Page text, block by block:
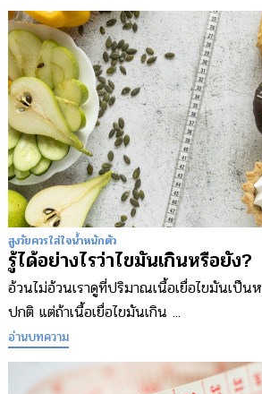
สูงวัยควรใส่ใจน้ำหนักตัว
รู้ได้อย่างไรว่าไขมันเกินหรือยัง?
อ้วนไม่อ้วนเราดูที่ปริมาณเนื้อเยื่อไขมันเป็
ปกติ แต่ถ้าเนื้อเยื่อไขมันเกิน ...
อ่านบทความ